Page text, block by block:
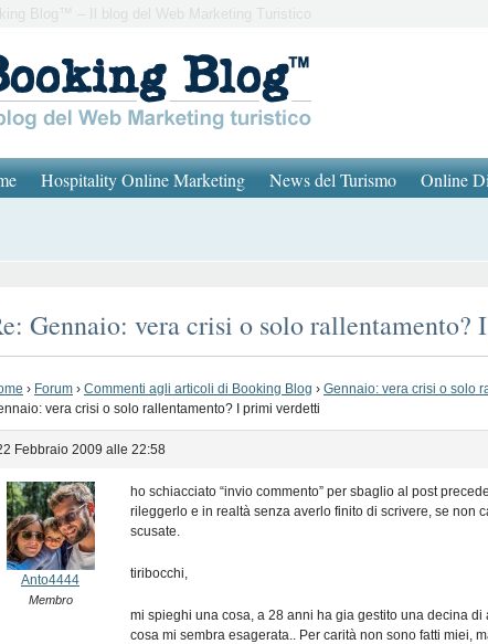
Blog™ – Il blog del Web Marketing Turistico
Hospitality Online Marketing News del Turismo Online
Gennaio: vera crisi o solo
› Forum › Commenti agli articoli di Booking Blog › Gennaio: vera crisi o solo
vera crisi o solo rallentamento? I primi verdetti
Febbraio 2009 alle 22:58
Anto4444
Membro
ho schiacciato “invio commento” per sbaglio al post
rileggerlo e in realtà senza averlo finito di scrivere, se non
scusate.
tiribocchi,
mi spieghi una cosa, a 28 anni ha gia gestito una decina di
cosa mi sembra esagerata.. Per carità non sono fatti miei,